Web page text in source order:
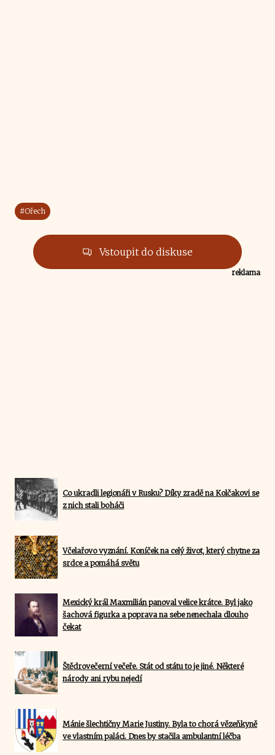
#Ořech
Vstoupit do diskuse
reklama
Co ukradli legionáři v Rusku? Díky zradě na Kolčakovi se
z nich stali boháči
Včelařovo vyznání. Koníček na celý život, který chytne za
srdce a pomáhá světu
Mexický král Maxmilián panoval velice krátce. Byl jako
šachová figurka a poprava na sebe nenechala dlouho
čekat
Štědrovečerní večeře. Stát od státu to je jiné. Některé
národy ani rybu nejedí
Mánie šlechtičny Marie Justiny. Byla to chorá vězeňkyně
ve vlastním paláci. Dnes by stačila ambulantní léčba